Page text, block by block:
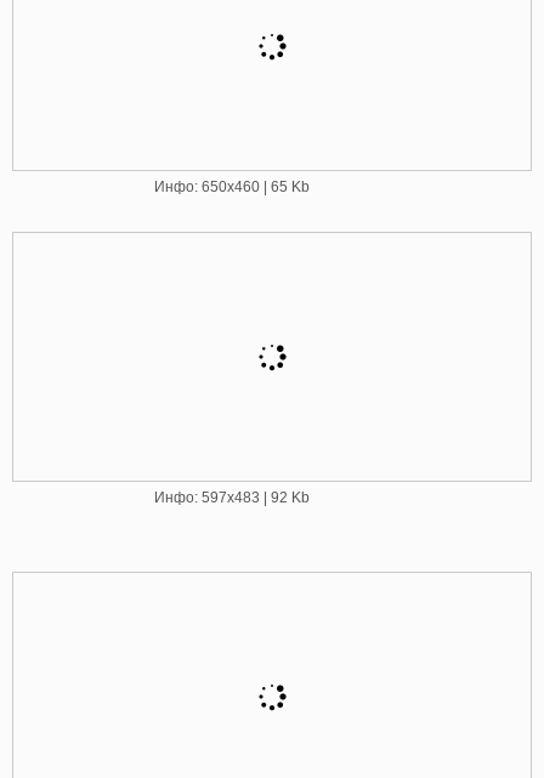
Инфо: 650х460 | 65 Kb
Инфо: 597х483 | 92 Kb